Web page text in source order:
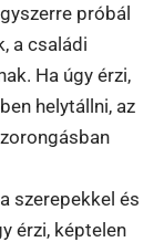
próbál
a családi
Ha úgy érzi,
helytállni, az
szerepekkel és
érzi, képtelen